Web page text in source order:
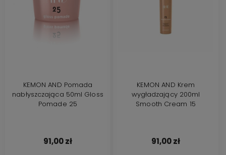
KEMON AND Pomada
nabłyszczająca 50ml Gloss
Pomade 25
91,00 zł
KEMON AND Krem
wygładzający 200ml
Smooth Cream 15
91,00 zł